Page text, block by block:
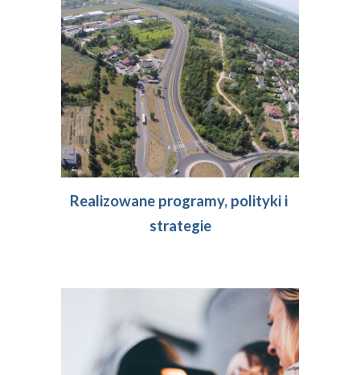
Realizowane programy, polityki i
strategie